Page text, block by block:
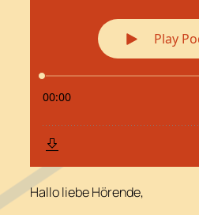
Hallo liebe Hörende,